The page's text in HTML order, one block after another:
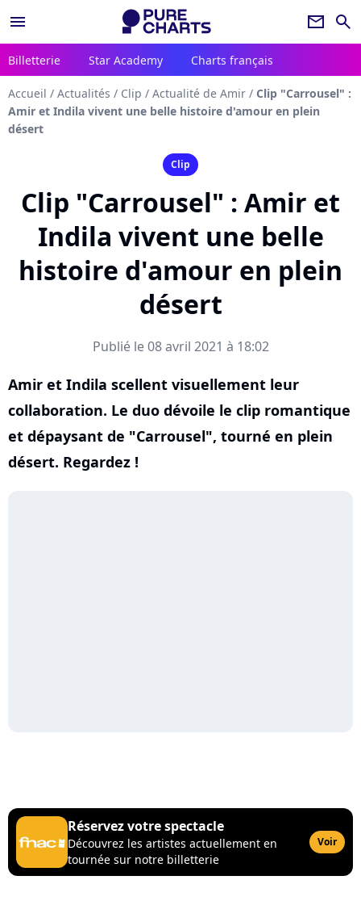
menu newsletter search
Billetterie Star Academy Charts français
Accueil / Actualités / Clip / Actualité de Amir / Clip "Carrousel" :
Amir et Indila vivent une belle histoire d'amour en plein
désert
Clip
Clip "Carrousel" : Amir et
Indila vivent une belle
histoire d'amour en plein
désert
Publié le 08 avril 2021 à 18:02
Amir et Indila scellent visuellement leur
collaboration. Le duo dévoile le clip romantique
et dépaysant de "Carrousel", tourné en plein
désert. Regardez !
Réservez votre spectacle
Découvrez les artistes actuellement en
tournée sur notre billetterie
Voir